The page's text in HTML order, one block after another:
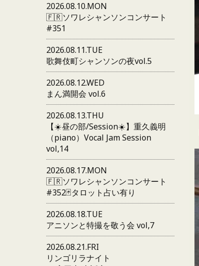
2026.08.10.MON
🇫🇷ソワレシャンソンコンサート
#351
2026.08.11.TUE
歌舞伎町シャンソンの夜vol.5
2026.08.12.WED
まん満開会 vol.6
2026.08.13.THU
【☀️昼の部/Session☀️】重久義明
（piano）Vocal Jam Session
vol,14
2026.08.17.MON
🇫🇷ソワレシャンソンコンサート
#352🃏タロット占い有り
2026.08.18.TUE
アニソンと特撮を敬う会 vol,7
2026.08.21.FRI
リンゴリラナイト